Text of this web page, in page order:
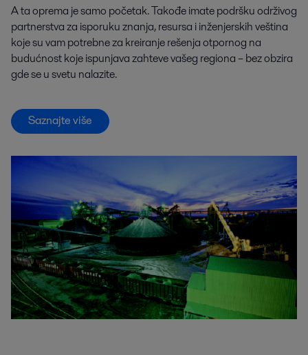
A ta oprema je samo početak. Takođe imate podršku održivog
partnerstva za isporuku znanja, resursa i inženjerskih veština
koje su vam potrebne za kreiranje rešenja otpornog na
budućnost koje ispunjava zahteve vašeg regiona – bez obzira
gde se u svetu nalazite.
Saznajte više